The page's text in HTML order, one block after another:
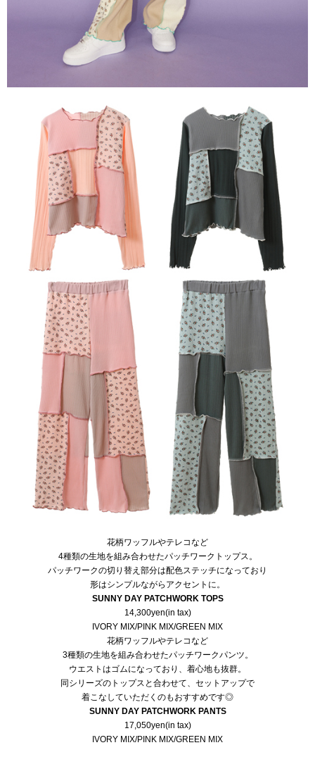
花柄ワッフルやテレコなど
4種類の生地を組み合わせたパッチワークトップス。
パッチワークの切り替え部分は配色ステッチになっており
形はシンプルながらアクセントに。
SUNNY DAY PATCHWORK TOPS
14,300yen(in tax)
IVORY MIX/PINK MIX/GREEN MIX
花柄ワッフルやテレコなど
3種類の生地を組み合わせたパッチワークパンツ。
ウエストはゴムになっており、着心地も抜群。
同シリーズのトップスと合わせて、セットアップで
着こなしていただくのもおすすめです◎
SUNNY DAY PATCHWORK PANTS
17,050yen(in tax)
IVORY MIX/PINK MIX/GREEN MIX